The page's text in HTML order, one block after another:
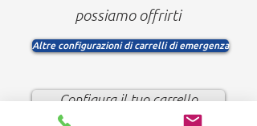
possiamo offrirti
Altre configurazioni di carrelli di emergenza
Configura il tuo carrello